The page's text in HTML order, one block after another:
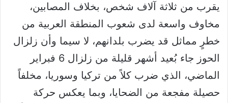
يقرب من ثلاثة آلاف شخص، بخلاف المصابين،
مخاوف واسعة لدى شعوب المنطقة العربية من
خطرٍ مماثل قد يضرب بلدانهم، لا سيما وأن زلزال
الحوز جاء بُعيد أشهر قليلة من زلزال 6 فبراير
الماضي، الذي ضرب كلاً من تركيا وسوريا، مخلفاً
حصيلة مفجعة من الضحايا، وبما يعكس حركة